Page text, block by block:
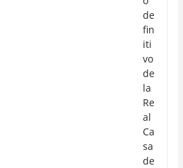
de
fin
iti
vo
de
la
Re
al
Ca
sa
de